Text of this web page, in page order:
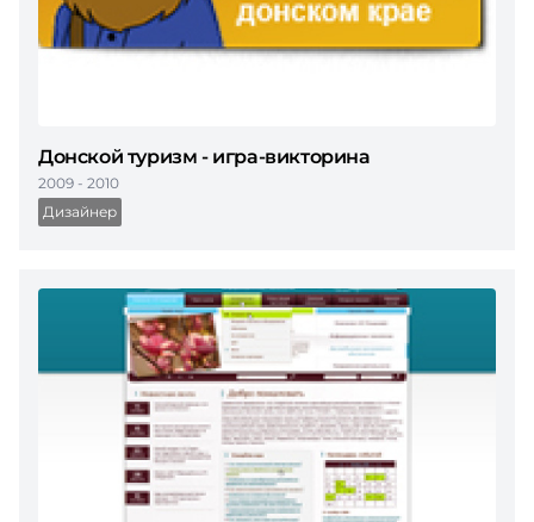
Донской туризм - игра-викторина
2009 - 2010
Дизайнер